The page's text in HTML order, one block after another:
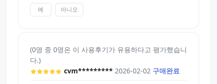
편은 아니고 약간 사르륵 사르륵 하면서 긁어 주는
느낌은 있습니다.
런지 좀 혓바닥 자극이 약하게 느껴진거 일 수 도 있
으니 저점도 젤로 다시 해보고 후기 추가 하겠습니
다.
예 아니오
(0명 중 0명은 이 사용후기가 유용하다고 평가했습니
다.)
cvm********* 2026-02-02 구매완료